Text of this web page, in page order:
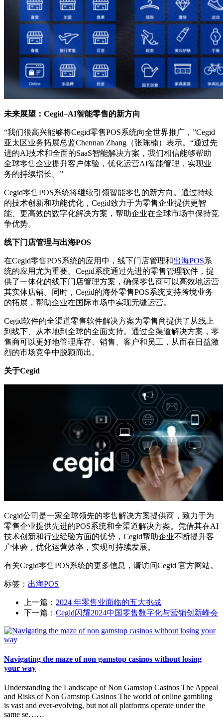
未来展望：Cegid–AI智能零售的新方向
“我们很高兴能够将Cegid零售POS系统向全世界推广，”Cegid
亚太区业务拓展总监Chennan Zhang（张陈楠）表示。“通过先
进的AI技术和全面的SaaS智能解决方案，我们相信能够帮助
全球零售企业提升客户体验，优化运营AI智能管理，实现业
务的持续增长。”
Cegid零售POS系统将继续引领智能零售的新方向。通过持续
的技术创新和功能优化，Cegid致力于为零售企业提供更智
能、更高效的数字化解决方案，帮助企业在全球市场中保持竞
争优势。
线下门店管理与出海POS
在Cegid零售POS系统的应用中，线下门店管理和出海POS系
统的应用尤为重要。Cegid系统通过先进的零售管理软件，提
供了一体化的线下门店管理方案，确保零售商可以高效地运营
其实体店铺。同时，Cegid的海外零售POS系统支持跨境业务
的拓展，帮助企业在国际市场中实现无缝运营。
Cegid软件的全渠道零售软件解决方案为零售商提供了从线上
到线下、从本地到全球的全面支持。通过全渠道解决方案，零
售商可以更好地管理库存、销售、客户和员工，从而在日益激
烈的市场竞争中脱颖而出。
关于Cegid
Cegid公司是一家全球领先的零售解决方案提供商，致力于为
零售企业提供先进的POS系统和全渠道解决方案。凭借其在AI
技术创新和行业经验方面的优势，Cegid帮助企业不断提升客
户体验，优化运营效率，实现可持续发展。
有关Cegid零售POS系统的更多信息，请访问Cegid 官方网站。
标签： 出海POS
上一篇： 2024 年零售业面临的五大挑战
下一篇： Cegid闪耀2024中国零售数字化与营销创新峰会
Navigating the maze of non gamstop casinos without losing
your way
Understanding the Landscape of Non Gamstop Casinos The Appeal
and Risks of Non Gamstop Casinos The world of online gambling
is vast and ever-evolving, but not all platforms operate under the
same se……